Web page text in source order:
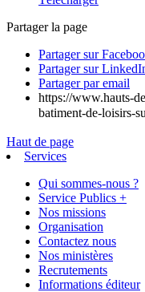
Partager la page
Partager sur
Partager sur
Partager par email
https://www.hauts-
batiment-de-loisirs-
Haut de page
Services
Qui sommes-nous ?
Service Publics +
Nos missions
Organisation
Contactez nous
Nos ministères
Recrutements
Informations éditeur